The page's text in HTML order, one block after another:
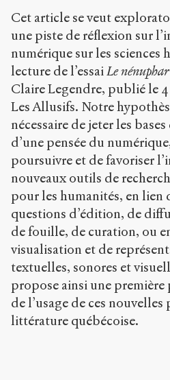
l
c
.
o
r
g
/
a
r
i
c
l
s
/
1
3
0
/
Cet article se veut
une piste de réflexion sur
numérique sur les sciences
lecture de l’essaiLe
Claire Legendre, publié le 4
Les Allusifs. Notre
nécessaire de jeter les
d’une pensée du
poursuivre et de favoriser
nouveaux outils de
pour les humanités, en lien
questions d’édition, de
de fouille, de curation, ou
visualisation et de
textuelles, sonores et
propose ainsi une
de l’usage de ces
littérature québécoise.